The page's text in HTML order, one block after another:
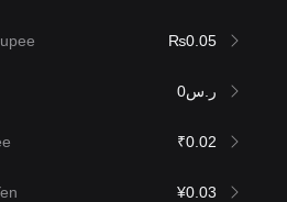
₨0.05
ر.س0
₹0.02
¥0.03